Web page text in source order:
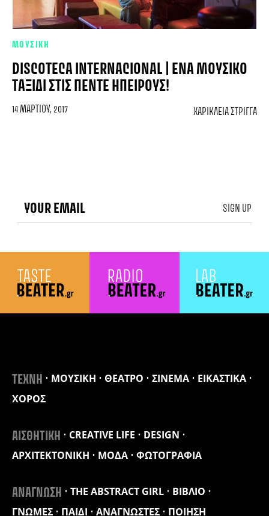
ΜΟΥΣΙΚΗ
DISCOTECA INTERNACIONAL | ΈΝΑ ΜΟΥΣΙΚΌ
ΤΑΞΊΔΙ ΣΤΙΣ ΠΈΝΤΕ ΗΠΕΊΡΟΥΣ!
14 ΜΑΡΤΊΟΥ, 2017 ΧΑΡΊΚΛΕΙΑ ΣΤΡΊΓΓΑ
ΤΕΧΝΗ ΜΟΥΣΙΚΗ ΘΕΑΤΡΟ ΣΙΝΕΜΑ
ΕΙΚΑΣΤΙΚΑ
ΧΟΡΟΣ
ΑΙΣΘΗΤΙΚΗ CREATIVE LIFE
DESIGN
ΑΡΧΙΤΕΚΤΟΝΙΚΗ
ΜΟΔΑ ΦΩΤΟΓΡΑΦΙΑ
ΑΝΑΓΝΩΣΗ THE ABSTRACT GIRL
ΒΙΒΛΙΟ
ΓΝΩΜΕΣ
ΠΑΙΔΙ ΑΝΑΓΝΩΣΤΕΣ ΠΟΙΗΣΗ
SIGN UP